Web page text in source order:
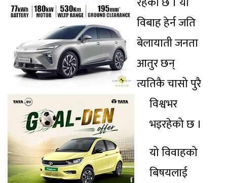
विबाह हेर्न जति
बेलायाती जनता
आतुर छन्
त्यतिकै चासो पुरै
विश्वभर
भइरहेको छ ।
यो विवाहको
बिषयलाई